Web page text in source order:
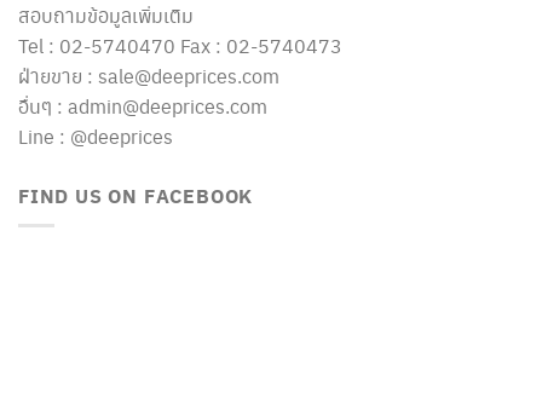
สอบถามข้อมูลเพิ่มเติม
Tel : 02-5740470 Fax : 02-5740473
ฝ่ายขาย : sale@deeprices.com
อื่นๆ : admin@deeprices.com
Line : @deeprices
FIND US ON FACEBOOK